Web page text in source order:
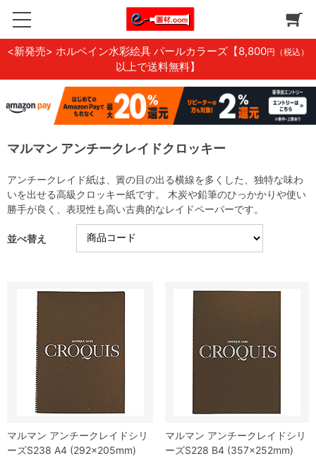
<新発売> ホルベイン水彩絵具 パールカラーズ 【8,800円（税込）
以上で送料無料】
マルマン アンチークレイドクロッキー
アンチークレイド紙は、簀の目の出る横線を多くした、独特な味わ
いを出せる高級クロッキー紙です。 木炭や鉛筆のひっかかりや使い
勝手が良く、表現性も高い古典的なレイドペーパーです。
並べ替え
マルマン アンチークレイドシリ
ーズS238 A4 (292×205mm)
マルマン アンチークレイドシリ
ーズS228 B4 (357×252mm)